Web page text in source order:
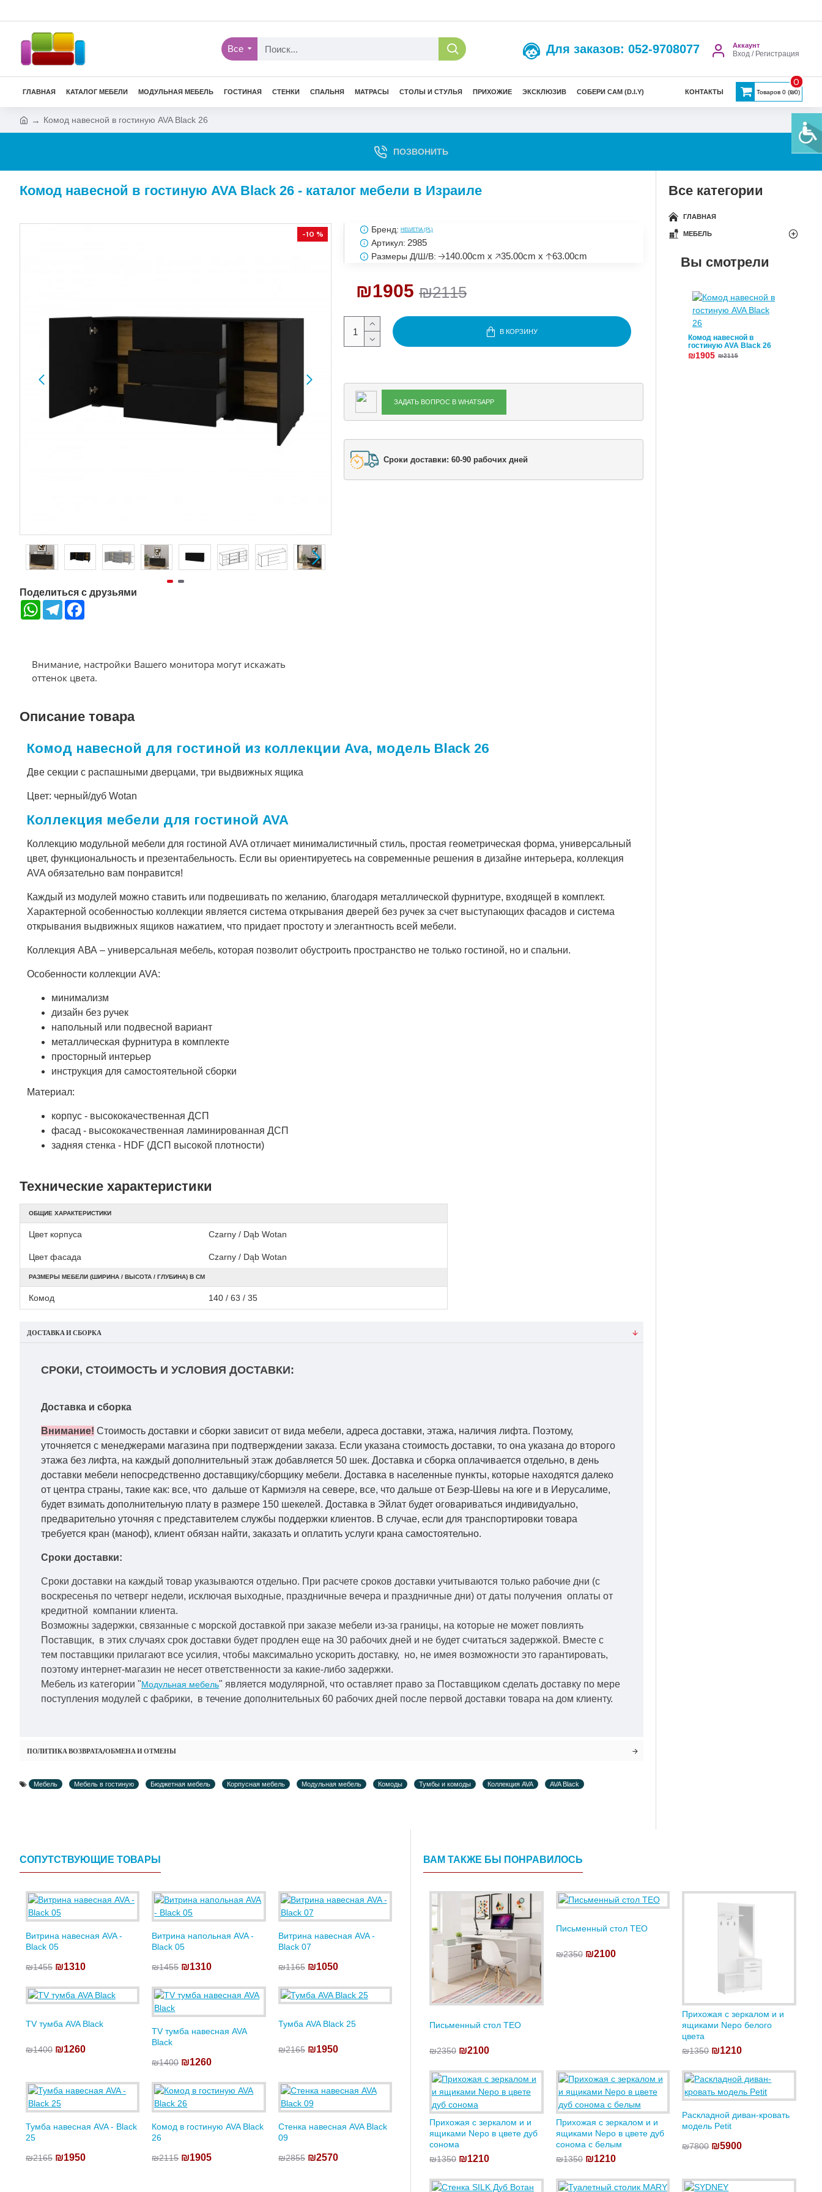
Все Для заказов: 052-9708077 Аккаунт
Вход / Регистрация
ГЛАВНАЯ КАТАЛОГ МЕБЕЛИ МОДУЛЬНАЯ МЕБЕЛЬ ГОСТИНАЯ СТЕНКИ СПАЛЬНЯ МАТРАСЫ СТОЛЫ И СТУЛЬЯ ПРИХОЖИЕ ЭКСКЛЮЗИВ СОБЕРИ САМ (D.I.Y) КОНТАКТЫ Товаров 0 (₪0)
0
Комод навесной в гостиную AVA Black 26
ПОЗВОНИТЬ
Комод навесной в гостиную AVA Black 26 - каталог мебели в Израиле
-10 %
Поделиться с друзьями
WhatsAppTelegram
Внимание, настройки Вашего монитора могут искажать
оттенок цвета.
₪2115
₪1905
Бренд: HELVETIA (PL)
Артикул: 2985
Размеры Д/Ш/В: 🡢140.00cm x 🡥35.00cm x 🡡63.00cm
В КОРЗИНУ
ЗАДАТЬ ВОПРОС В WHATSAPP
Сроки доставки: 60-90 рабочих дней
Описание товара
Комод навесной для гостиной из коллекции Ava, модель Black 26
Две секции с распашными дверцами, три выдвижных ящика
Цвет: черный/дуб Wotan
Коллекция мебели для гостиной AVA
Коллекцию модульной мебели для гостиной AVA отличает минималистичный стиль, простая геометрическая форма, универсальный
цвет, функциональность и презентабельность. Если вы ориентируетесь на современные решения в дизайне интерьера, коллекция
AVA обязательно вам понравится!
Каждый из модулей можно ставить или подвешивать по желанию, благодаря металлической фурнитуре, входящей в комплект.
Характерной особенностью коллекции является система открывания дверей без ручек за счет выступающих фасадов и система
открывания выдвижных ящиков нажатием, что придает простоту и элегантность всей мебели.
Коллекция АВА – универсальная мебель, которая позволит обустроить пространство не только гостиной, но и спальни.
Особенности коллекции AVA:
минимализм
дизайн без ручек
напольный или подвесной вариант
металлическая фурнитура в комплекте
просторный интерьер
инструкция для самостоятельной сборки
Материал:
корпус - высококачественная ДСП
фасад - высококачественная ламинированная ДСП
задняя стенка - HDF (ДСП высокой плотности)
Технические характеристики
ОБЩИЕ ХАРАКТЕРИСТИКИ
Цвет корпуса Czarny / Dąb Wotan
Цвет фасада Czarny / Dąb Wotan
РАЗМЕРЫ МЕБЕЛИ (ШИРИНА / ВЫСОТА / ГЛУБИНА) В СМ
Комод 140 / 63 / 35
ДОСТАВКА И СБОРКА
СРОКИ, СТОИМОСТЬ И УСЛОВИЯ ДОСТАВКИ:
Доставка и сборка
Внимание! Стоимость доставки и сборки зависит от вида мебели, адреса доставки, этажа, наличия лифта. Поэтому,
уточняется с менеджерами магазина при подтверждении заказа. Если указана стоимость доставки, то она указана до второго
этажа без лифта, на каждый дополнительный этаж добавляется 50 шек. Доставка и сборка оплачивается отдельно, в день
доставки мебели непосредственно доставщику/сборщику мебели. Доставка в населенные пункты, которые находятся далеко
от центра страны, такие как: все, что дальше от Кармиэля на севере, все, что дальше от Беэр-Шевы на юге и в Иерусалиме,
будет взимать дополнительную плату в размере 150 шекелей. Доставка в Эйлат будет оговариваться индивидуально,
предварительно уточняя с представителем службы поддержки клиентов. В случае, если для транспортировки товара
требуется кран (маноф), клиент обязан найти, заказать и оплатить услуги крана самостоятельно.
Сроки доставки:
Сроки доставки на каждый товар указываются отдельно. При расчете сроков доставки учитываются только рабочие дни (с
воскресенья по четверг недели, исключая выходные, праздничные вечера и праздничные дни) от даты получения оплаты от
кредитной компании клиента.
Возможны задержки, связанные с морской доставкой при заказе мебели из-за границы, на которые не может повлиять
Поставщик, в этих случаях срок доставки будет продлен еще на 30 рабочих дней и не будет считаться задержкой. Вместе с
тем поставщики прилагают все усилия, чтобы максимально ускорить доставку, но, не имея возможности это гарантировать,
поэтому интернет-магазин не несет ответственности за какие-либо задержки.
Мебель из категории "Модульная мебель" является модулярной, что оставляет право за Поставщиком сделать доставку по мере
поступления модулей с фабрики, в течение дополнительных 60 рабочих дней после первой доставки товара на дом клиенту.
ПОЛИТИКА ВОЗВРАТА/ОБМЕНА И ОТМЕНЫ
Мебель Мебель в гостиную Бюджетная мебель Корпусная мебель Модульная мебель Комоды Тумбы и комоды Коллекция AVA AVA Black
Все категории
ГЛАВНАЯ
МЕБЕЛЬ
Вы смотрели
Комод навесной в
гостиную AVA Black 26
₪1905 ₪2115
СОПУТСТВУЮЩИЕ ТОВАРЫ
Витрина навесная AVA -
Black 05
₪1455 ₪1310
Витрина напольная AVA -
Black 05
₪1455 ₪1310
Витрина навесная AVA -
Black 07
₪1165 ₪1050
TV тумба AVA Black
₪1400 ₪1260
TV тумба навесная AVA
Black
₪1400 ₪1260
Тумба AVA Black 25
₪2165 ₪1950
Тумба навесная AVA - Black
25
₪2165 ₪1950
Комод в гостиную AVA Black
26
₪2115 ₪1905
Стенка навесная AVA Black
09
₪2855 ₪2570
ВАМ ТАКЖЕ БЫ ПОНРАВИЛОСЬ
Письменный стол TEO
₪2350 ₪2100
Письменный стол TEO
₪2350 ₪2100
Прихожая с зеркалом и и
ящиками Nepo белого
цвета
₪1350 ₪1210
Прихожая с зеркалом и и
ящиками Nepo в цвете дуб
сонома
₪1350 ₪1210
Прихожая с зеркалом и и
ящиками Nepo в цвете дуб
сонома с белым
₪1350 ₪1210
Раскладной диван-кровать
модель Petit
₪7800 ₪5900